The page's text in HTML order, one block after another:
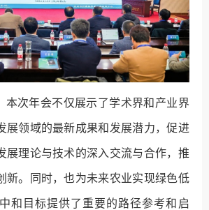
次年会不仅展示了学术界和产业界
展领域的最新成果和发展潜力，促进
展理论与技术的深入交流与合作，推
新。同时，也为未来农业实现绿色低
和目标提供了重要的路径参考和启